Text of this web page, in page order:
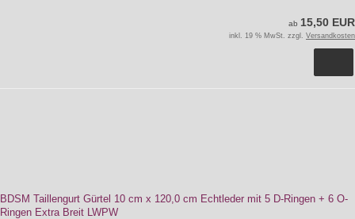
ab 15,50 EUR
inkl. 19 % MwSt. zzgl. Versandkosten
BDSM Taillengurt Gürtel 10 cm x 120,0 cm Echtleder mit 5 D-Ringen + 6 O-
Ringen Extra Breit LWPW